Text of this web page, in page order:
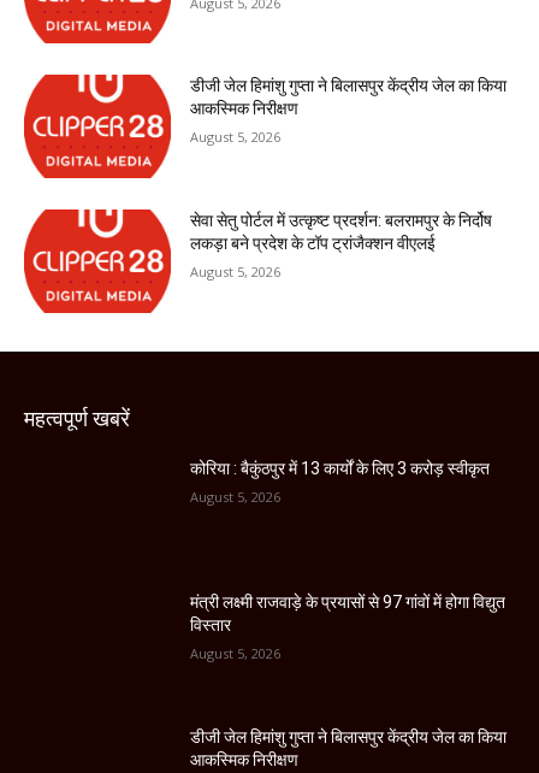
डीजी जेल हिमांशु गुप्ता ने बिलासपुर केंद्रीय जेल का किया
आकस्मिक निरीक्षण
August 5, 2026
सेवा सेतु पोर्टल में उत्कृष्ट प्रदर्शन: बलरामपुर के निर्दोष
लकड़ा बने प्रदेश के टॉप ट्रांजैक्शन वीएलई
August 5, 2026
महत्वपूर्ण खबरें
कोरिया : बैकुंठपुर में 13 कार्यों के लिए 3 करोड़ स्वीकृत
August 5, 2026
मंत्री लक्ष्मी राजवाड़े के प्रयासों से 97 गांवों में होगा विद्युत
विस्तार
August 5, 2026
डीजी जेल हिमांशु गुप्ता ने बिलासपुर केंद्रीय जेल का किया
आकस्मिक निरीक्षण